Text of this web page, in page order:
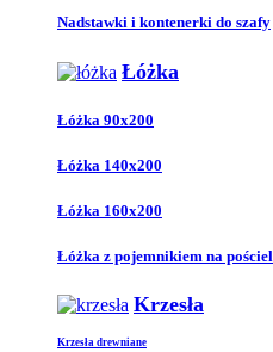
Nadstawki i kontenerki do szafy
Łóżka
Łóżka 90x200
Łóżka 140x200
Łóżka 160x200
Łóżka z pojemnikiem na pościel
Krzesła
Krzesła drewniane